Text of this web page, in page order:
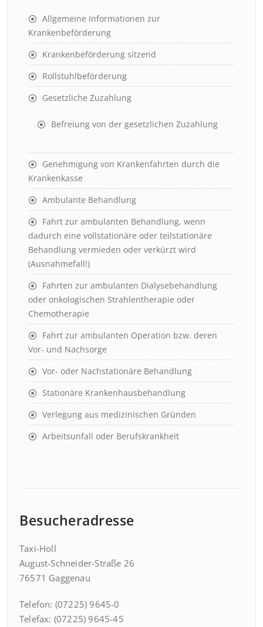
Allgemeine Informationen zur
Krankenbeförderung
Krankenbeförderung sitzend
Rollstuhlbeförderung
Gesetzliche Zuzahlung
Befreiung von der gesetzlichen Zuzahlung
Genehmigung von Krankenfahrten durch die
Krankenkasse
Ambulante Behandlung
Fahrt zur ambulanten Behandlung, wenn
dadurch eine vollstationäre oder teilstationäre
Behandlung vermieden oder verkürzt wird
(Ausnahmefall!)
Fahrten zur ambulanten Dialysebehandlung
oder onkologischen Strahlentherapie oder
Chemotherapie
Fahrt zur ambulanten Operation bzw. deren
Vor- und Nachsorge
Vor- oder Nachstationäre Behandlung
Stationäre Krankenhausbehandlung
Verlegung aus medizinischen Gründen
Arbeitsunfall oder Berufskrankheit
Besucheradresse
Taxi-Holl
August-Schneider-Straße 26
76571 Gaggenau
Telefon: (07225) 9645-0
Telefax: (07225) 9645-45